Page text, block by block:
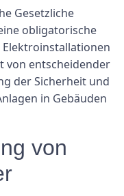
Gesetzliche
obligatorische
von entscheidender
der Sicherheit und
in Gebäuden
von